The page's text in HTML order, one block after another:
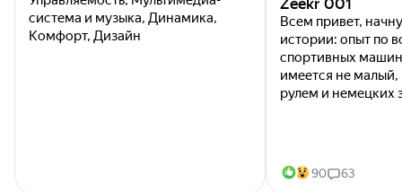
система и музыка, Динамика,
Комфорт, Дизайн
Всем привет,
истории: опыт по
спортивных
имеется не малый,
рулем и немецких
90 63